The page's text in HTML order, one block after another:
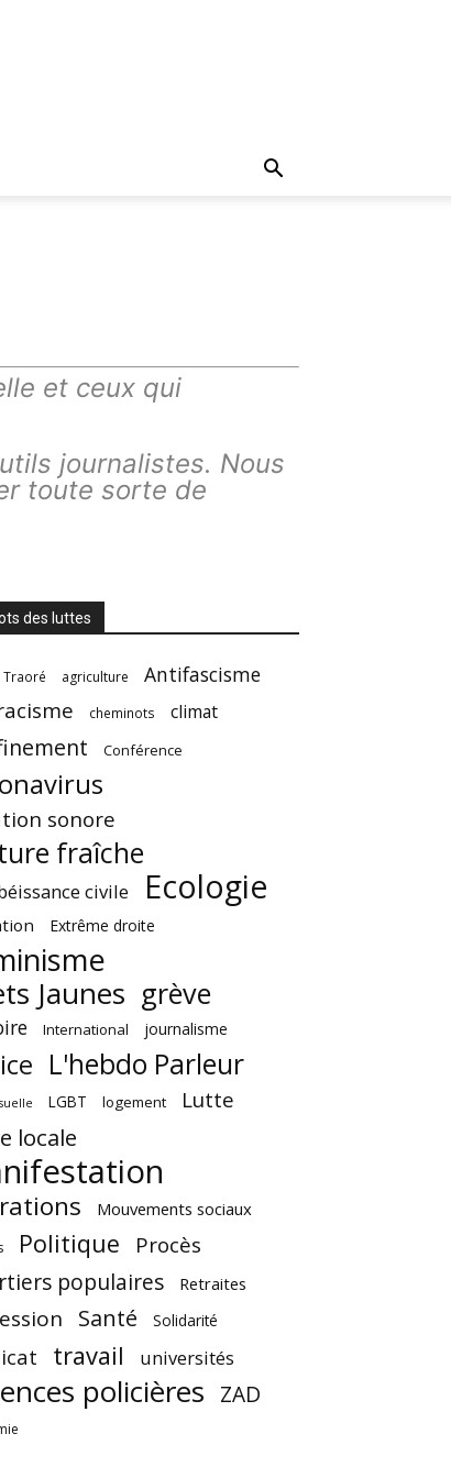
et ceux qui
journalistes. Nous
toute sorte de
des luttes
Traoré agriculture Antifascisme
cheminots climat
Conférence
sonore
fraîche
civile Ecologie
Extrême droite
Jaunes grève
International journalisme
L'hebdo Parleur
LGBT logement Lutte
locale
Mouvements sociaux
Politique Procès
populaires Retraites
Santé Solidarité
travail universités
policières ZAD